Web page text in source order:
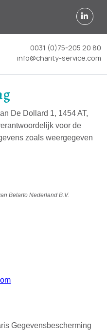
0031 (0)75-205 20 80
info@charity-service.com
De Dollard 1, 1454 AT,
voor de
zoals weergegeven
Belarto Nederland B.V.
Gegevensbescherming